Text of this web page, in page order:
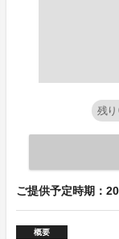
残り
ご提供予定時期：
概要